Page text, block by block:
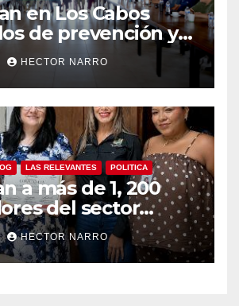
en Los Cabos
de prevención y
playas ante oleaje
de ciclones
HECTOR NARRO
LAS RELEVANTES POLITICA
a más de 1, 200
del sector
derechos
y respeto laboral
HECTOR NARRO